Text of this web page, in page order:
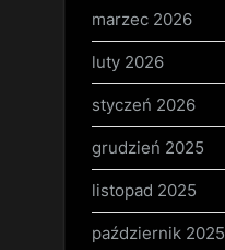
marzec 2026
luty 2026
styczeń 2026
grudzień 2025
listopad 2025
październik 2025